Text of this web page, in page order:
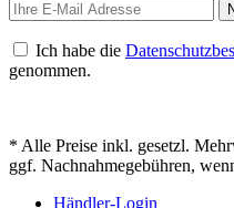
Ich habe die
genommen.
* Alle Preise inkl. gesetzl.
ggf. Nachnahmegebühren,
Händler-Login